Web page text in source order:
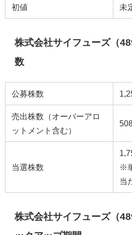
初値 未
株式会社サイフューズ（
数
公募株数
売出株数（オーバーアロ
ットメント含む）
当選株数
※
当
株式会社サイフューズ（